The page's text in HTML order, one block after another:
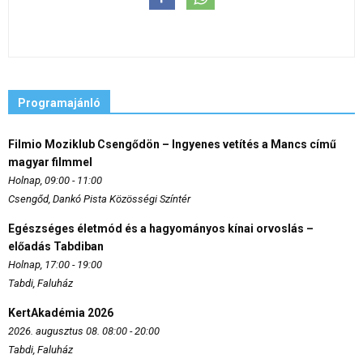
Programajánló
Filmio Moziklub Csengődön – Ingyenes vetítés a Mancs című
magyar filmmel
Holnap, 09:00 - 11:00
Csengőd, Dankó Pista Közösségi Színtér
Egészséges életmód és a hagyományos kínai orvoslás –
előadás Tabdiban
Holnap, 17:00 - 19:00
Tabdi, Faluház
KertAkadémia 2026
2026. augusztus 08. 08:00 - 20:00
Tabdi, Faluház